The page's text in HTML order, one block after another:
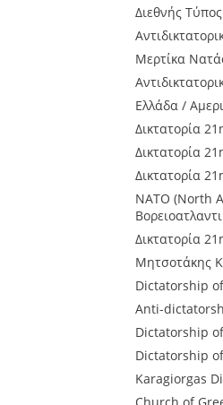
Διεθνής Τύπος
Μερτίκα
Ελλάδα /
Δικτατορία
Δικτατορία
Δικτατορία
NATO (North
Δικτατορία
Μητσοτάκης
Dictatorship
Anti-
Dictatorship
Dictatorship
Karagiorgas